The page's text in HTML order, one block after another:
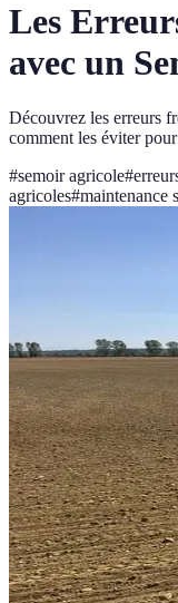
Les
avec un
Découvrez les erreurs
comment les éviter
#semoir agricole#
agricoles#maintenance